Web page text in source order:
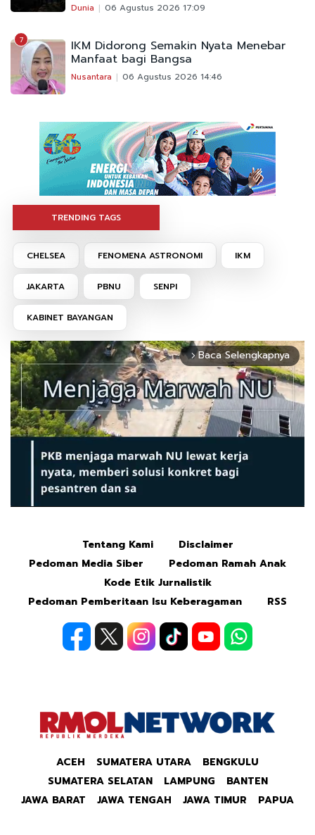
Dunia 06 Agustus 2026 17:09
7 IKM Didorong Semakin Nyata Menebar
Manfaat bagi Bangsa
Nusantara 06 Agustus 2026 14:46
TRENDING TAGS
CHELSEA FENOMENA ASTRONOMI IKM
JAKARTA PBNU SENPI
KABINET BAYANGAN
arrow_forward_ios Baca Selengkapnya
Tentang Kami
Disclaimer
Pedoman Media Siber
Pedoman Ramah Anak
Kode Etik Jurnalistik
Pedoman Pemberitaan Isu Keberagaman
RSS
ACEH SUMATERA UTARA
BENGKULU
SUMATERA SELATAN
LAMPUNG
BANTEN
JAWA BARAT
JAWA TENGAH JAWA TIMUR PAPUA